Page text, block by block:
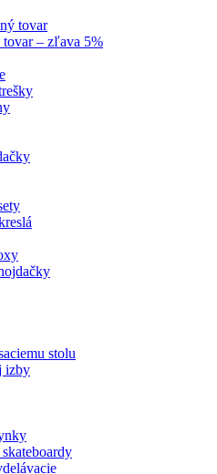
tovar
– zľava 5%
stolu
izby